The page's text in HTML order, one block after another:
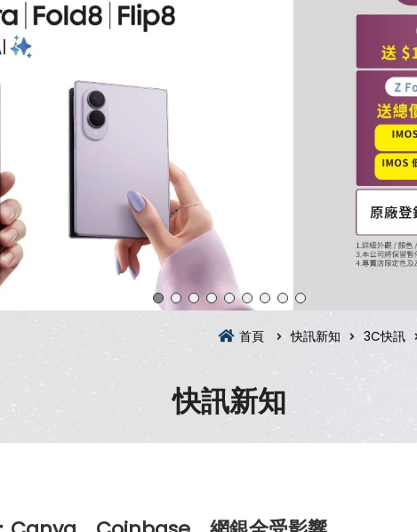
首頁 快訊新知 3C快訊
快訊新知